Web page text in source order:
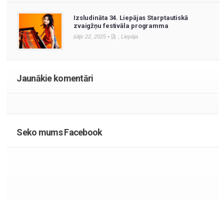
Izsludināta 34. Liepājas Starptautiskā
zvaigžņu festivāla programma
jūlijs 22, 2025 • Liepāja
Jaunākie komentāri
Seko mums Facebook